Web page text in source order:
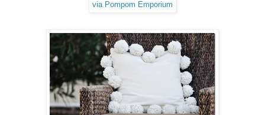
via Pompom Emporium